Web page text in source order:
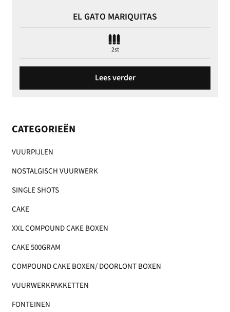
EL GATO MARIQUITAS
2st
Lees verder
CATEGORIEËN
VUURPIJLEN
NOSTALGISCH VUURWERK
SINGLE SHOTS
CAKE
XXL COMPOUND CAKE BOXEN
CAKE 500GRAM
COMPOUND CAKE BOXEN/ DOORLONT BOXEN
VUURWERKPAKKETTEN
FONTEINEN